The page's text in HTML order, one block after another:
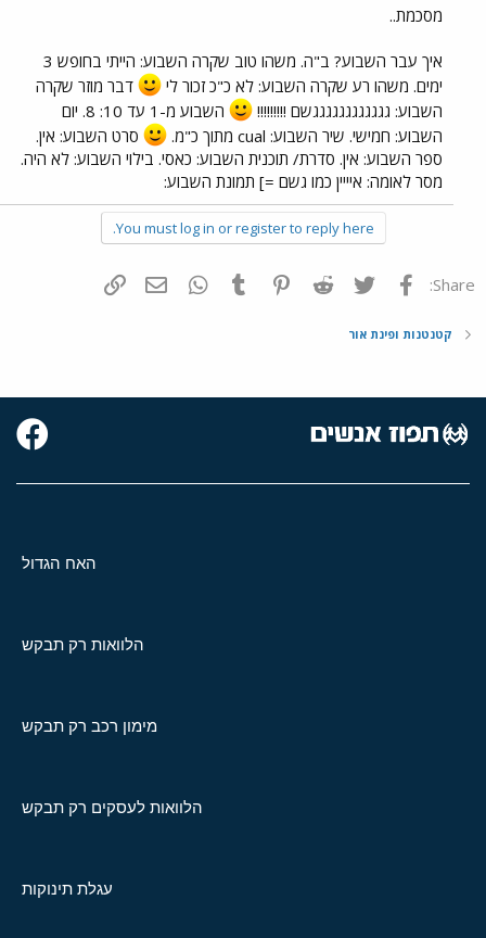
מסכמת..
איך עבר השבוע? ב"ה. משהו טוב שקרה השבוע: הייתי בחופש 3
ימים. משהו רע שקרה השבוע: לא כ"כ זכור לי
דבר מוזר שקרה
השבוע: גגגגגגגגגגגגשם !!!!!!!!!
השבוע מ-1 עד 10: 8. יום
השבוע: חמישי. שיר השבוע: cual מתוך כ"מ.
סרט השבוע: אין.
ספר השבוע: אין. סדרת/ תוכנית השבוע: כאסי. בילוי השבוע: לא היה.
מסר לאומה: איייין כמו גשם =] תמונת השבוע:
You must log in or register to reply here.
Share: פייסבוק Twitter
Reddit
Pinterest
Tumblr
WhatsAppדואר אלקטרוני
קטנטנות ופינת אור
האח הגדול
הלוואות רק תבקש
מימון רכב רק תבקש
הלוואות לעסקים רק תבקש
עגלת תינוקות